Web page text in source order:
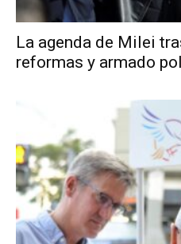
La agenda de Milei
reformas y armado